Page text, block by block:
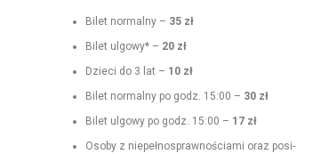
Bilet nor­mal­ny – 35 zł
Bilet ulgo­wy* – 20 zł
Dzieci do 3 lat – 10 zł
Bilet nor­mal­ny po godz. 15:00 – 30 zł
Bilet ulgo­wy po godz. 15:00 – 17 zł
Oso­by z niepełnosprawnoś­ci­a­mi oraz posi­